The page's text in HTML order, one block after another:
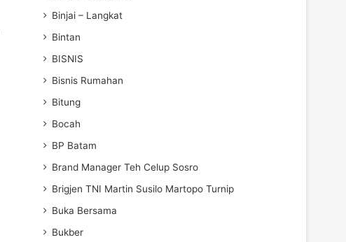
Binjai – Langkat
Bintan
BISNIS
Bisnis Rumahan
Bitung
Bocah
BP Batam
Brand Manager Teh Celup Sosro
Brigjen TNI Martin Susilo Martopo Turnip
Buka Bersama
Bukber